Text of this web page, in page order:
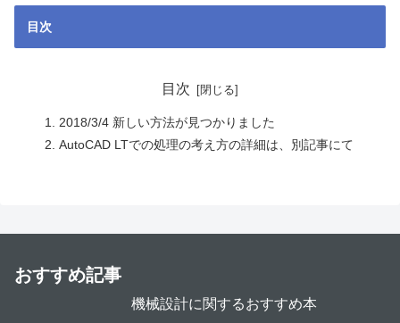
目次
目次
2018/3/4 新しい方法が見つかりました
AutoCAD LTでの処理の考え方の詳細は、別記事にて
おすすめ記事
機械設計に関するおすすめ本